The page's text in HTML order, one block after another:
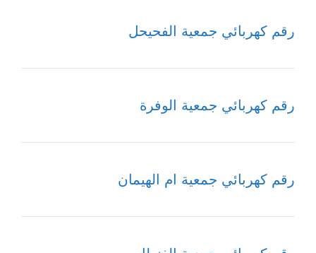
رقم كهربائي جمعية الفحيحل
رقم كهربائي جمعية الوفرة
رقم كهربائي جمعية ام الهيمان